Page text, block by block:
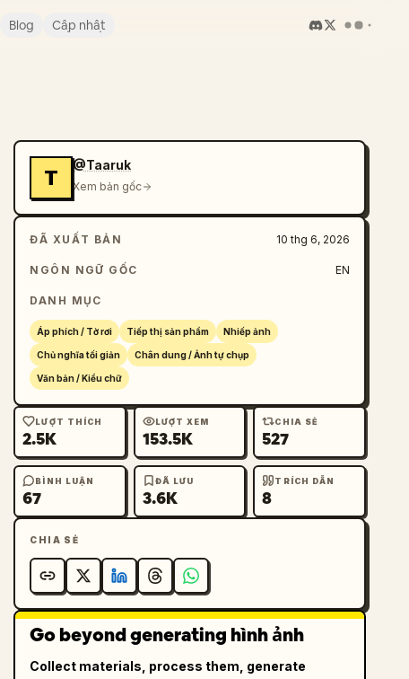
Blog Cập nhật
T
@Taaruk
Xem bản gốc
ĐÃ XUẤT BẢN 10 thg 6, 2026
NGÔN NGỮ GỐC EN
DANH MỤC
Áp phích / Tờ rơi Tiếp thị sản phẩm Nhiếp ảnh
Chủ nghĩa tối giản Chân dung / Ảnh tự chụp
Văn bản / Kiểu chữ
LƯỢT THÍCH
2.5K
LƯỢT XEM
153.5K
CHIA SẺ
527
BÌNH LUẬN
67
ĐÃ LƯU
3.6K
TRÍCH DẪN
8
CHIA SẺ
Go beyond generating hình ảnh
Collect materials, process them, generate